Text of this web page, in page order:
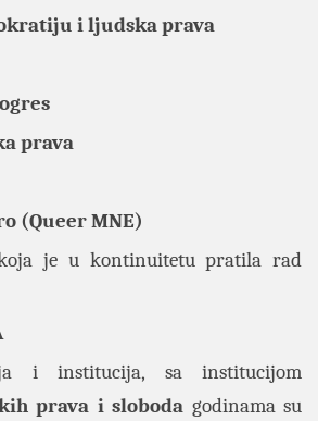
i ljudska prava
prava
(Queer MNE)
je u kontinuitetu pratila rad
i institucija, sa institucijom
prava i sloboda godinama su